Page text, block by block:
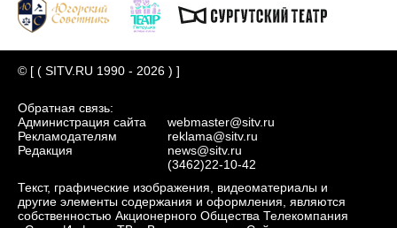
© [ ( SITV.RU 1990 - 2026 ) ]
Обратная связь:
Администрация сайта
Рекламодателям
Редакция
webmaster@sitv.ru
reklama@sitv.ru
news@sitv.ru
(3462)22-10-42
Текст, графические изображения, видеоматериалы и
другие элементы содержания и оформления, являются
собственностью Акционерного Общества Телекомпания